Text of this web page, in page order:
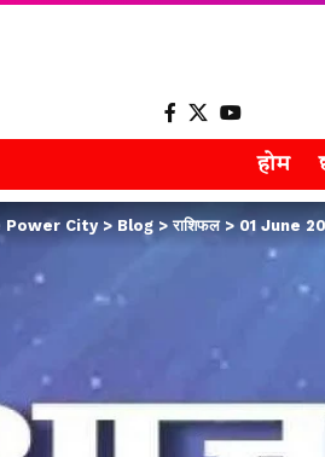
होम
Power City> Blog>राशिफल> 01 June